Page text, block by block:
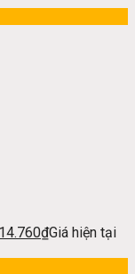
₫Giá hiện tại